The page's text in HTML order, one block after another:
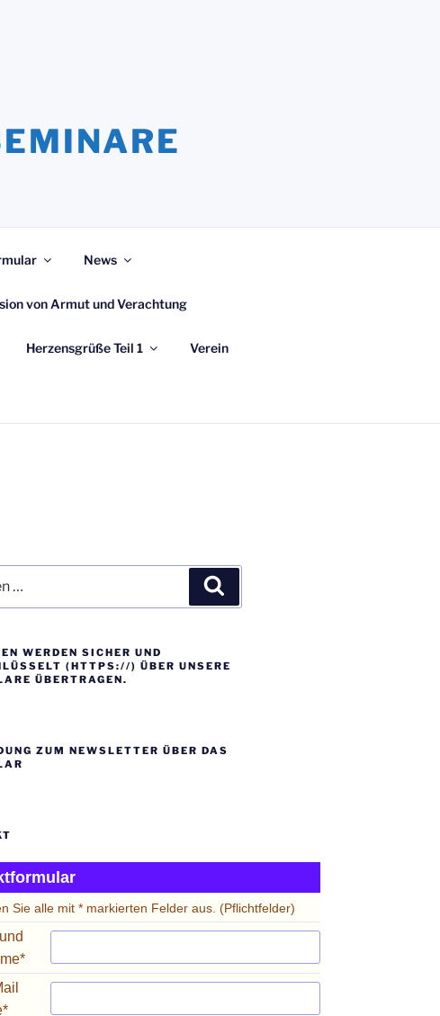
News
von Armut und Verachtung
Herzensgrüße Teil 1 Verein
WERDEN SICHER UND
(HTTPS://) ÜBER UNSERE
ÜBERTRAGEN.
ZUM NEWSLETTER ÜBER DAS
Sie alle mit * markierten Felder aus. (Pflichtfelder)